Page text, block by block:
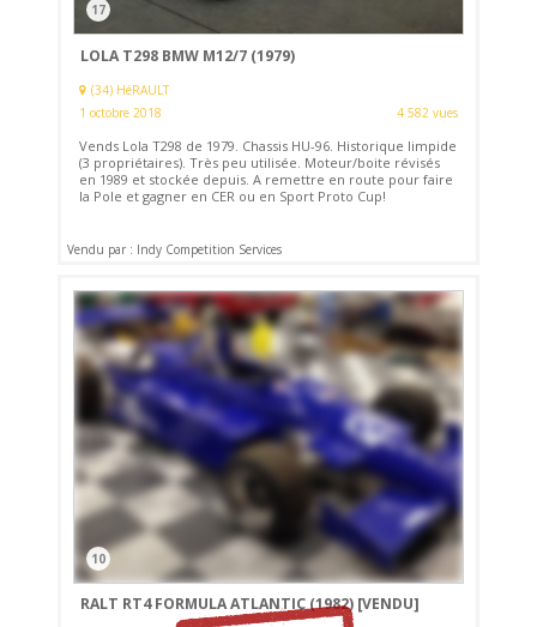
17
LOLA T298 BMW M12/7 (1979)
(34) HéRAULT
1 octobre 2018
4 582 vues
Vends Lola T298 de 1979. Chassis HU-96. Historique limpide
(3 propriétaires). Très peu utilisée. Moteur/boite révisés
en 1989 et stockée depuis. A remettre en route pour faire
la Pole et gagner en CER ou en Sport Proto Cup!
Vendu par : Indy Competition Services
10
RALT RT4 FORMULA ATLANTIC (1982) [VENDU]